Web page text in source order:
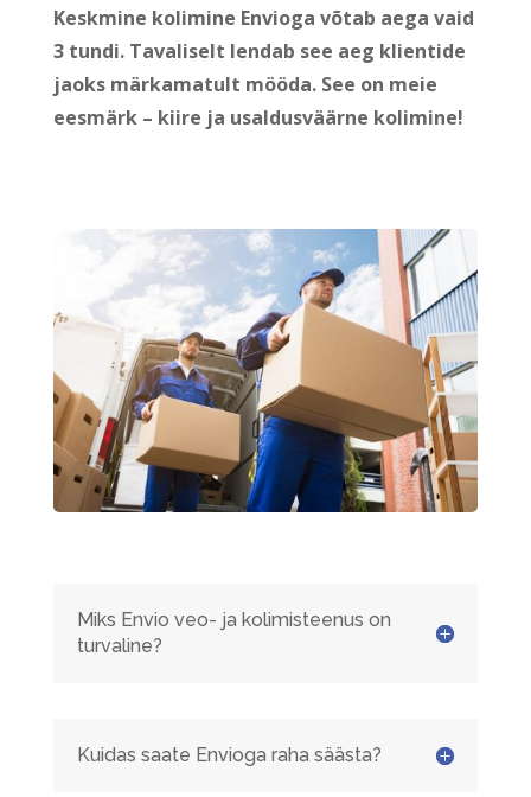
Keskmine kolimine Envioga võtab aega vaid
3 tundi. Tavaliselt lendab see aeg klientide
jaoks märkamatult mööda. See on meie
eesmärk – kiire ja usaldusväärne kolimine!
Miks Envio veo- ja kolimisteenus on
turvaline?
Kuidas saate Envioga raha säästa?